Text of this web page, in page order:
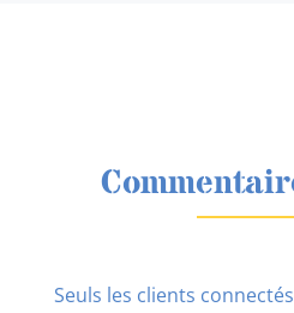
Seuls les clients